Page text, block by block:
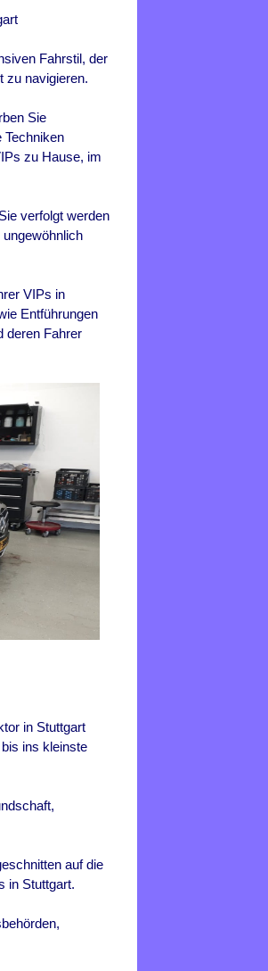
Fahrstil, der
zu navigieren.
Sie
Techniken
zu Hause, im
verfolgt werden
VIPs in
Entführungen
deren Fahrer
in Stuttgart
ins kleinste
auf die
in Stuttgart.